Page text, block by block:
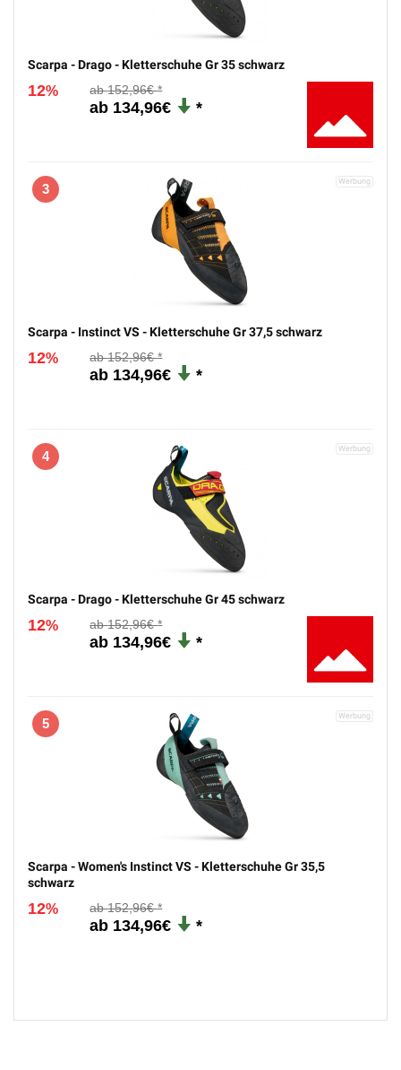
Scarpa - Drago - Kletterschuhe Gr 35 schwarz
12% 152,96€
134,96€
3
Scarpa - Instinct VS - Kletterschuhe Gr 37,5 schwarz
12% 152,96€
134,96€
4
Scarpa - Drago - Kletterschuhe Gr 45 schwarz
12% 152,96€
134,96€
5
Scarpa - Women's Instinct VS - Kletterschuhe Gr 35,5
schwarz
12% 152,96€
134,96€